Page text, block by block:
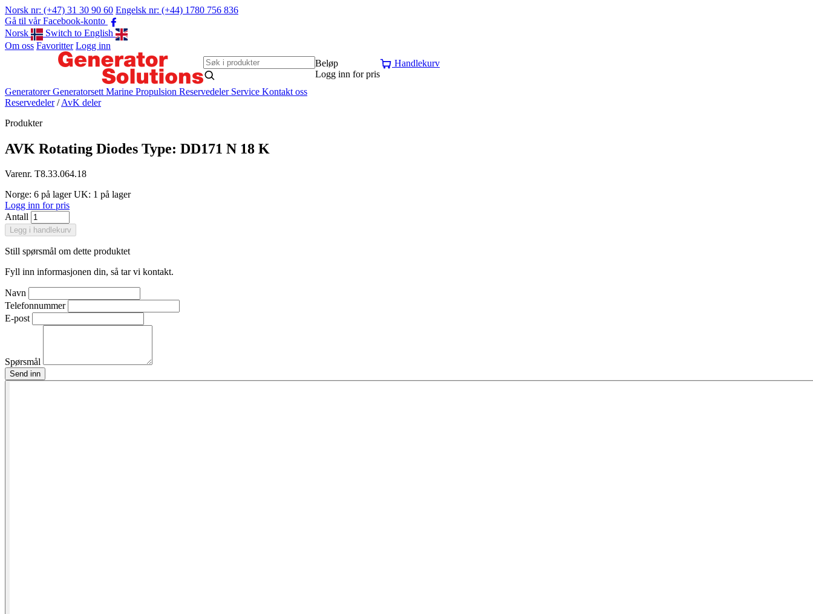
Norsk nr: (+47) 31 30 90 60 Engelsk nr: (+44) 1780 756 836
Gå til vår Facebook-konto
Norsk
Switch to English
Om oss Favoritter Logg inn
Beløp
Logg inn for pris
Handlekurv
GeneratorerGeneratorsett Marine Propulsion Reservedeler Service Kontakt oss
Reservedeler / AvK deler
Produkter
AVK Rotating Diodes Type: DD171 N 18 K
Varenr. T8.33.064.18
Norge: 6 på lagerUK: 1 på lager
Logg inn for pris
Antall
Legg i handlekurv
Still spørsmål om dette produktet
Fyll inn informasjonen din, så tar vi kontakt.
Navn
Telefonnummer
E-post
Spørsmål
Send inn